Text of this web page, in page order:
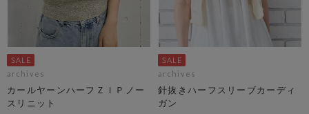
archives
カールヤーンハーフＺＩＰノー
スリニット
archives
針抜きハーフスリーブカーディ
ガン